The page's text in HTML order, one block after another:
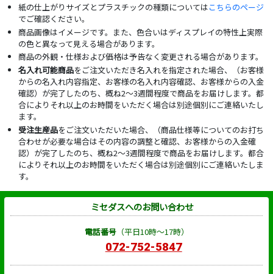
紙の仕上がりサイズとプラスチックの種類についてはこちらのページ
でご確認ください。
商品画像はイメージです。また、色合いはディスプレイの特性上実際
の色と異なって見える場合があります。
商品の外観・仕様および価格は予告なく変更される場合があります。
名入れ可能商品をご注文いただき名入れを指定された場合、（お客様
からの名入れ内容指定、お客様の名入れ内容確認、お客様からの入金
確認）が完了したのち、概ね2～3週間程度で商品をお届けします。都
合によりそれ以上のお時間をいただく場合は別途個別にご連絡いたし
ます。
受注生産品をご注文いただいた場合、（商品仕様等についてのお打ち
合わせが必要な場合はその内容の調整と確認、お客様からの入金確
認）が完了したのち、概ね2～3週間程度で商品をお届けします。都合
によりそれ以上のお時間をいただく場合は別途個別にご連絡いたしま
す。
ミセダスへのお問い合わせ
電話番号（平日10時～17時）
072-752-5847